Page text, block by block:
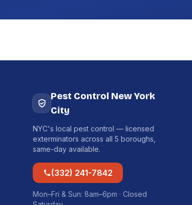
Pest Control New York
City
NYC's local pest control — licensed
exterminators across all 5 boroughs,
same-day available.
(332) 241-7842
Mon–Fri & Sun: 8am–6pm · Closed